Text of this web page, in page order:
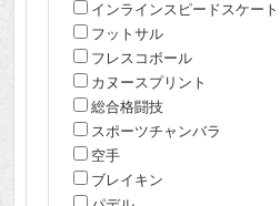
インラインスピードスケート
フットサル
フレスコボール
カヌースプリント
総合格闘技
スポーツチャンバラ
空手
ブレイキン